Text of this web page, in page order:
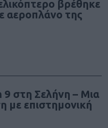
βρέθηκε
αεροπλάνο της
9 στη Σελήνη – Μια
με επιστημονική